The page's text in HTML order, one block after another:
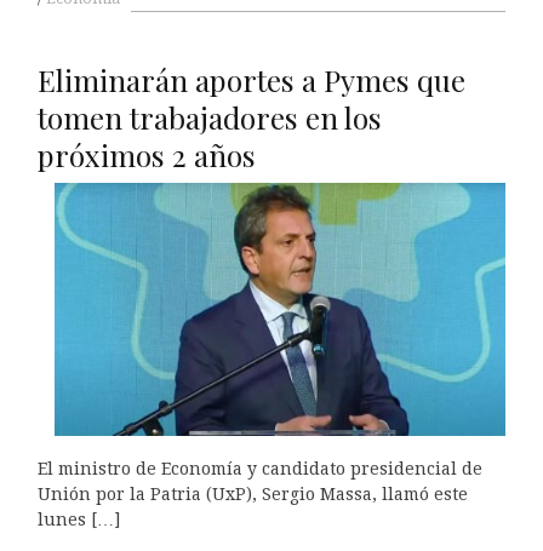
Eliminarán aportes a Pymes que
tomen trabajadores en los
próximos 2 años
El ministro de Economía y candidato presidencial de
Unión por la Patria (UxP), Sergio Massa, llamó este
lunes […]